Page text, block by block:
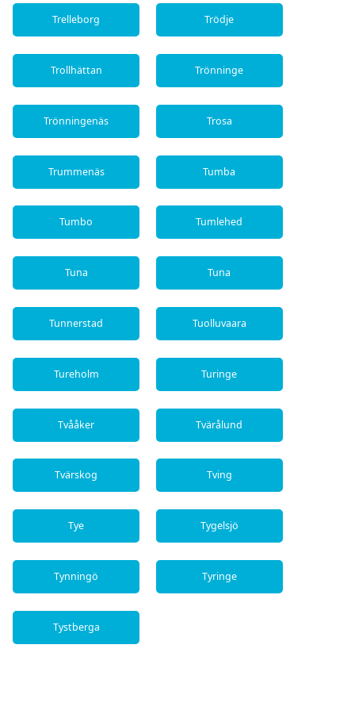
Trelleborg Trödje
Trollhättan Trönninge
Trönningenäs Trosa
Trummenäs Tumba
Tumbo Tumlehed
Tuna Tuna
Tunnerstad Tuolluvaara
Tureholm Turinge
Tvååker Tvärålund
Tvärskog Tving
Tye Tygelsjö
Tynningö Tyringe
Tystberga